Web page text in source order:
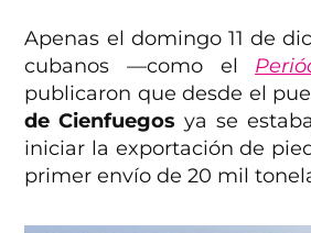
Apenas el domingo 11 de
cubanos —como el
publicaron que desde el
de Cienfuegos ya se
iniciar la exportación de
primer envío de 20 mil